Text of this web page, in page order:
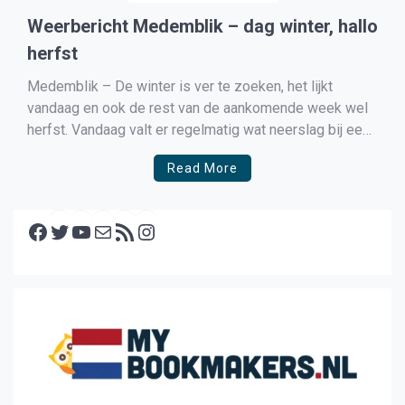
Weerbericht Medemblik – dag winter, hallo
herfst
Medemblik – De winter is ver te zoeken, het lijkt
vandaag en ook de rest van de aankomende week wel
herfst. Vandaag valt er regelmatig wat neerslag bij een
middagtemperatuur van rond de 8 graden. De wind is
matig 4Bft en waait uit het zuiden. In de nacht naar
Read More
Facebook Twitter YouTube E-mail RSS feed